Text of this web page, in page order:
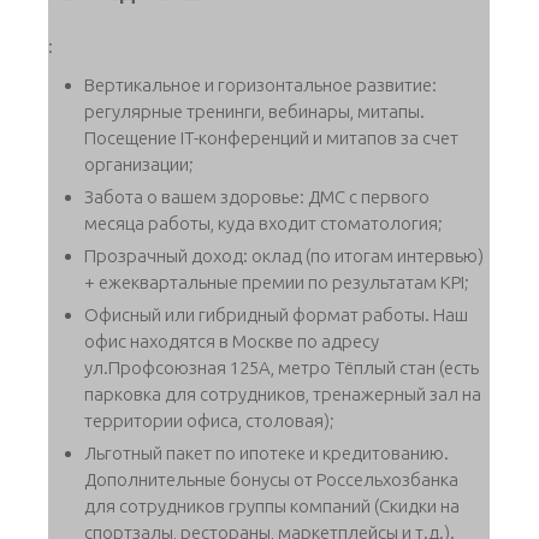
:
Вертикальное и горизонтальное развитие:
регулярные тренинги, вебинары, митапы.
Посещение IT-конференций и митапов за счет
организации;
Забота о вашем здоровье: ДМС с первого
месяца работы, куда входит стоматология;
Прозрачный доход: оклад (по итогам интервью)
+ ежеквартальные премии по результатам KPI;
Офисный или гибридный формат работы. Наш
офис находятся в Москве по адресу
ул.Профсоюзная 125А, метро Тёплый стан (есть
парковка для сотрудников, тренажерный зал на
территории офиса, столовая);
Льготный пакет по ипотеке и кредитованию.
Дополнительные бонусы от Россельхозбанка
для сотрудников группы компаний (Скидки на
спортзалы, рестораны, маркетплейсы и т.д.).